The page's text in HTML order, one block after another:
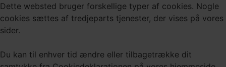
Dette websted bruger forskellige typer af cookies. Nogle
cookies sættes af tredjeparts tjenester, der vises på vores
sider.
Du kan til enhver tid ændre eller tilbagetrække dit